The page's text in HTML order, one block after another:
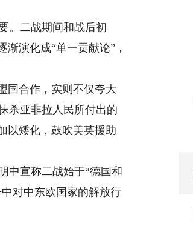
。二战期间和战后初
演化成“单一贡献论”，
合作，实则不仅夸大
杀亚非拉人民所付出的
以矮化，鼓吹美英援助
宣称二战始于“德国和
对中东欧国家的解放行